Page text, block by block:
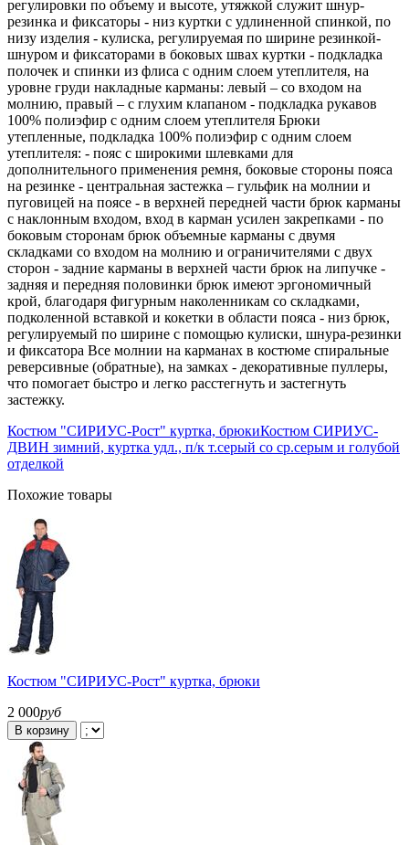
регулировки по объему и высоте, утяжкой служит шнур-
резинка и фиксаторы - низ куртки с удлиненной спинкой, по
низу изделия - кулиска, регулируемая по ширине резинкой-
шнуром и фиксаторами в боковых швах куртки - подкладка
полочек и спинки из флиса с одним слоем утеплителя, на
уровне груди накладные карманы: левый – со входом на
молнию, правый – с глухим клапаном - подкладка рукавов
100% полиэфир с одним слоем утеплителя Брюки
утепленные, подкладка 100% полиэфир с одним слоем
утеплителя: - пояс с широкими шлевками для
дополнительного применения ремня, боковые стороны пояса
на резинке - центральная застежка – гульфик на молнии и
пуговицей на поясе - в верхней передней части брюк карманы
с наклонным входом, вход в карман усилен закрепками - по
боковым сторонам брюк объемные карманы с двумя
складками со входом на молнию и ограничителями с двух
сторон - задние карманы в верхней части брюк на липучке -
задняя и передняя половинки брюк имеют эргономичный
крой, благодаря фигурным наколенникам со складками,
подколенной вставкой и кокетки в области пояса - низ брюк,
регулируемый по ширине с помощью кулиски, шнура-резинки
и фиксатора Все молнии на карманах в костюме спиральные
реверсивные (обратные), на замках - декоративные пуллеры,
что помогает быстро и легко расстегнуть и застегнуть
застежку.
Костюм "СИРИУС-Рост" куртка, брюкиКостюм СИРИУС-
ДВИН зимний, куртка удл., п/к т.серый со ср.серым и голубой
отделкой
Похожие товары
Костюм "СИРИУС-Рост" куртка, брюки
2 000руб
В корзину